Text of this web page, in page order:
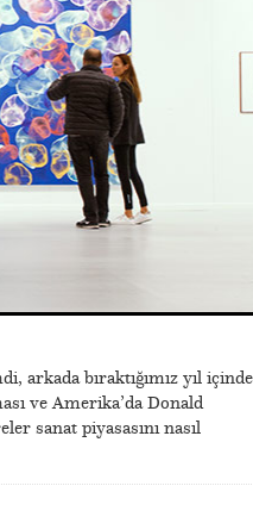
arkada bıraktığımız yıl içinde
ve Amerika’da Donald
sanat piyasasını nasıl